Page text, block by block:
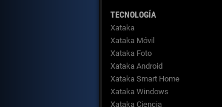
TECNOLOGÍA
Xataka
Xataka Móvil
Xataka Foto
Xataka Android
Xataka Smart Home
Xataka Windows
Xataka Ciencia